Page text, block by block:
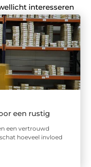
interesseren
een rustig
een vertrouwd
hoeveel invloed